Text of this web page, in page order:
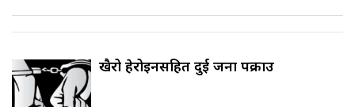
खैरो हेरोइनसहित दुई जना पक्राउ